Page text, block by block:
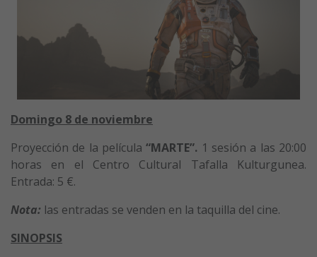
Domingo 8 de noviembre
Proyección de la película“MARTE”. 1 sesión a las 20:00
horas en el Centro Cultural Tafalla Kulturgunea.
Entrada: 5 €.
Nota: las entradas se venden en la taquilla del cine.
SINOPSIS